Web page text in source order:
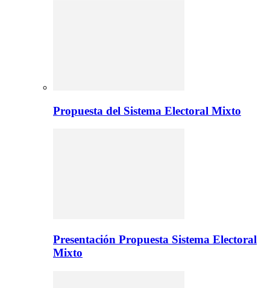
Propuesta del Sistema Electoral Mixto
Presentación Propuesta Sistema Electoral
Mixto